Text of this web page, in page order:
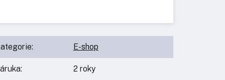
: E-shop
: 2 roky